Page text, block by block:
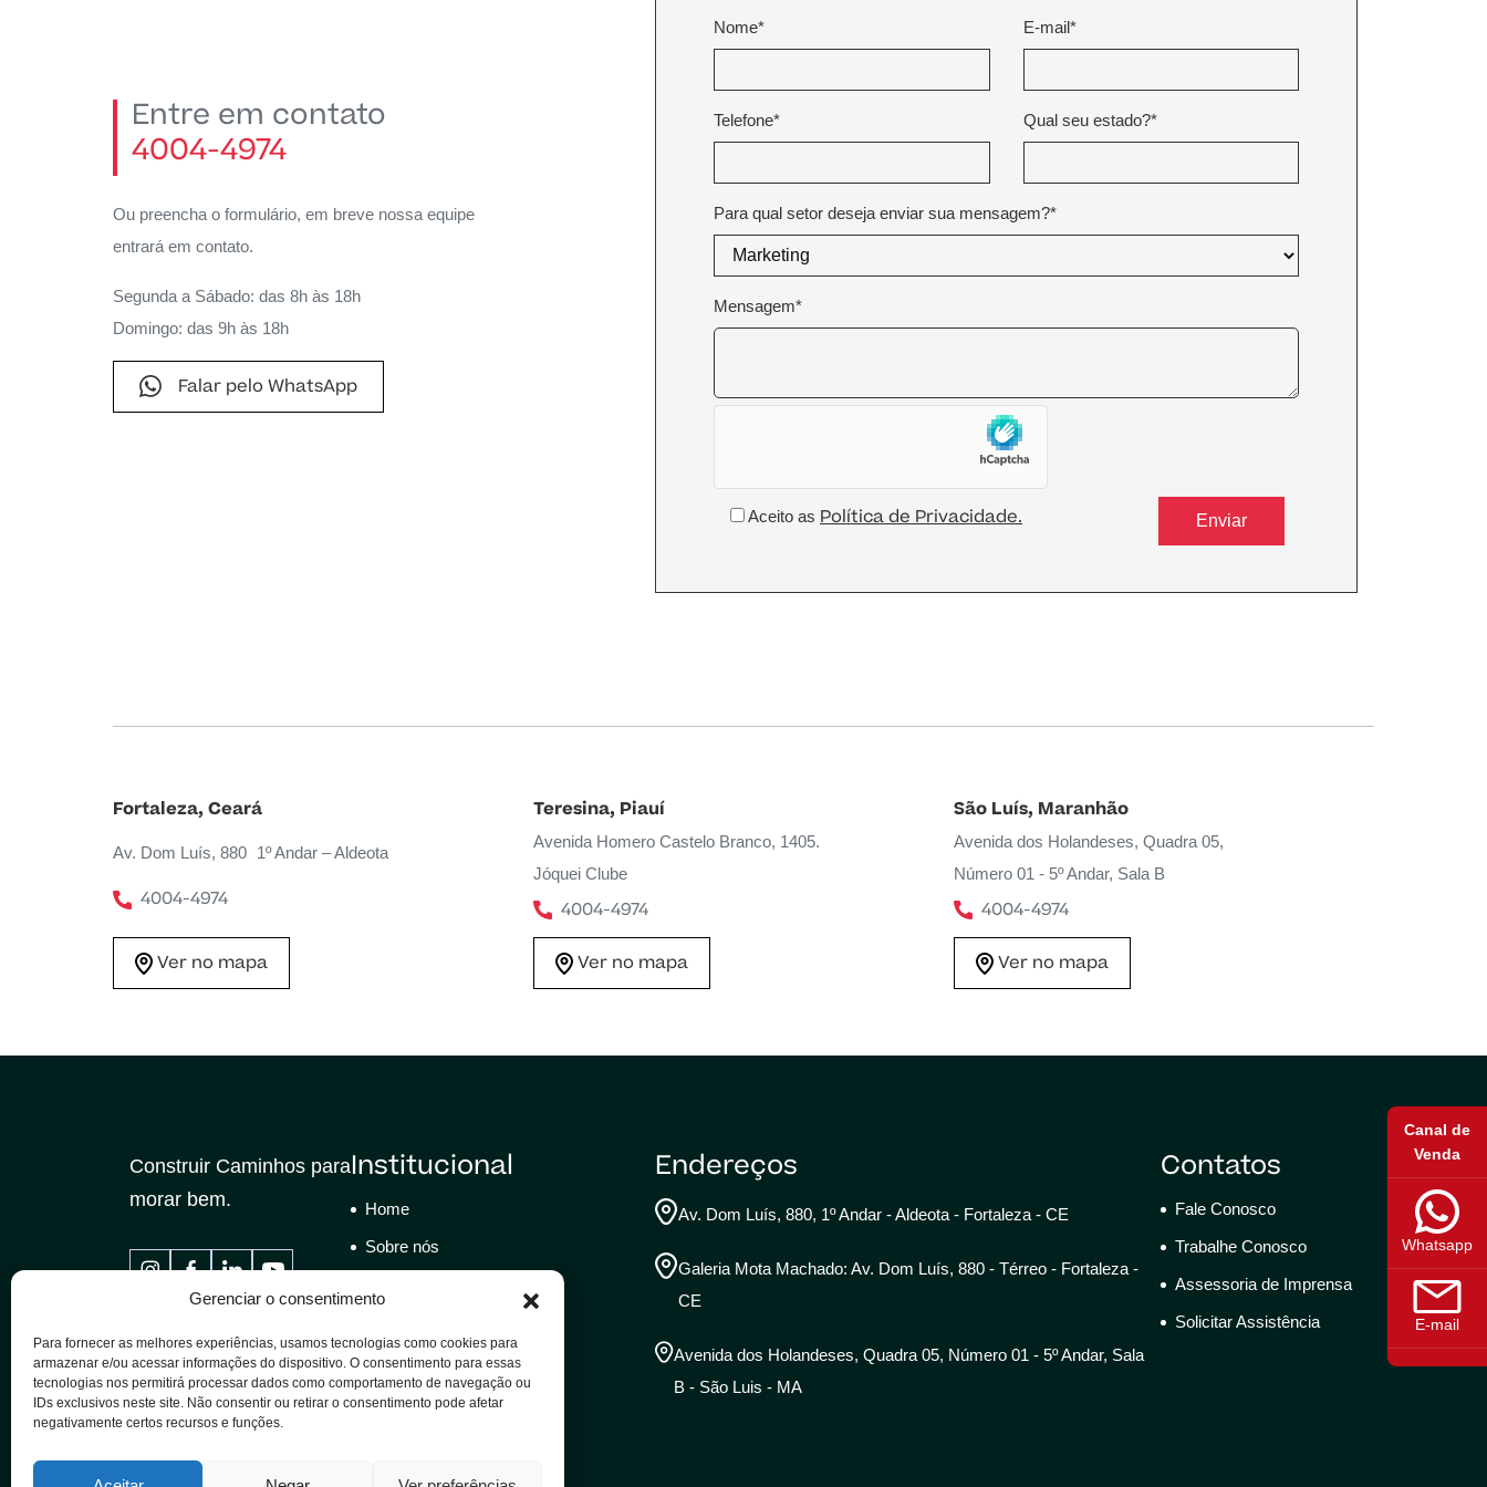
Gerenciar o consentimento
Para fornecer as melhores experiências, usamos tecnologias como cookies para
armazenar e/ou acessar informações do dispositivo. O consentimento para essas
tecnologias nos permitirá processar dados como comportamento de navegação ou
IDs exclusivos neste site. Não consentir ou retirar o consentimento pode afetar
negativamente certos recursos e funções.
Entre em contato
4004-4974
Ou preencha o formulário, em breve nossa equipe
entrará em contato.
Segunda a Sábado: das 8h às 18h
Domingo: das 9h às 18h
Falar pelo WhatsApp
Nome*
Telefone*
E-mail*
Qual seu estado?*
Para qual setor deseja enviar sua mensagem?*
Mensagem*
Aceito as Política de Privacidade.
Fortaleza, Ceará
Av. Dom Luís, 880 1º Andar – Aldeota
4004-4974
Ver no mapa
Teresina, Piauí
Avenida Homero Castelo Branco, 1405.
Jóquei Clube
4004-4974
Ver no mapa
São Luís, Maranhão
Avenida dos Holandeses, Quadra 05,
Número 01 - 5º Andar, Sala B
4004-4974
Ver no mapa
Canal de
Venda
Whatsapp
E-mail
Construir Caminhos para
morar bem.
Institucional
Home
Sobre nós
Sustentabilidade
Contatos
Endereços
Av. Dom Luís, 880, 1º Andar - Aldeota - Fortaleza - CE
Galeria Mota Machado: Av. Dom Luís, 880 - Térreo - Fortaleza -
CE
Avenida dos Holandeses, Quadra 05, Número 01 - 5º Andar, Sala
B - São Luis - MA
Contatos
Fale Conosco
Trabalhe Conosco
Assessoria de Imprensa
Solicitar Assistência